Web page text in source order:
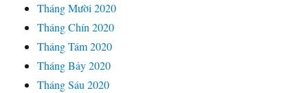
Tháng Mười 2020
Tháng Chín 2020
Tháng Tám 2020
Tháng Bảy 2020
Tháng Sáu 2020